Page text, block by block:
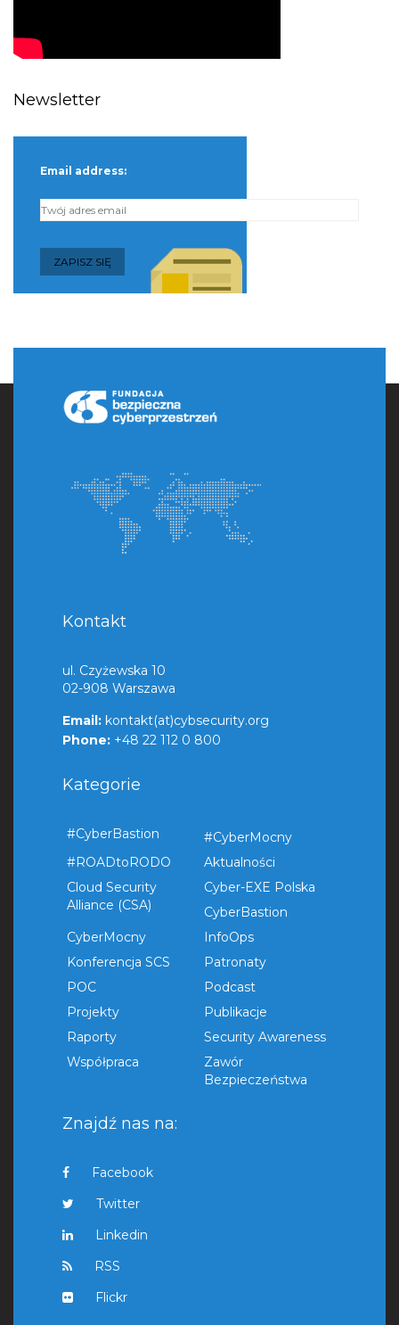
Newsletter
Email address:
Kontakt
ul. Czyżewska 10
02-908 Warszawa
Email: kontakt(at)cybsecurity.org
Phone: +48 22 112 0 800
Kategorie
#CyberBastion
#CyberMocny
#ROADtoRODO
Aktualności
Cloud Security
Alliance (CSA)
Cyber-EXE Polska
CyberBastion
CyberMocny
InfoOps
Konferencja SCS
Patronaty
POC
Podcast
Projekty
Publikacje
Raporty
Security Awareness
Współpraca
Zawór
Bezpieczeństwa
Znajdź nas na:
Facebook
Twitter
Linkedin
RSS
Flickr